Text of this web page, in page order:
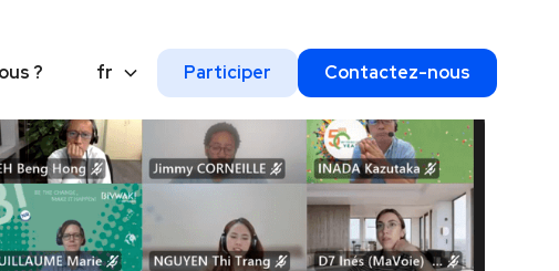
? fr Participer Contactez-nous